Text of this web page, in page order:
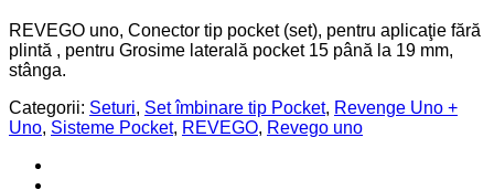
REVEGO uno, Conector tip pocket (set), pentru aplicaţie fără
plintă , pentru Grosime laterală pocket 15 până la 19 mm,
stânga.
Categorii: Seturi, Set îmbinare tip Pocket, Revenge Uno +
Uno, Sisteme Pocket, REVEGO, Revego uno